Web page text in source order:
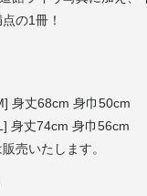
の1冊！
身丈68cm 身巾50cm
丈74cm 身巾56cm
売いたします。